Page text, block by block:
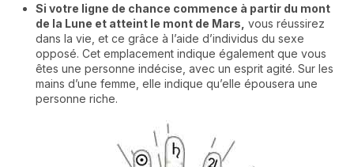
Si votre ligne de chance commence à partir du mont
de la Lune et atteint le mont de Mars, vous réussirez
dans la vie, et ce grâce à l’aide d’individus du sexe
opposé. Cet emplacement indique également que vous
êtes une personne indécise, avec un esprit agité. Sur les
mains d’une femme, elle indique qu’elle épousera une
personne riche.